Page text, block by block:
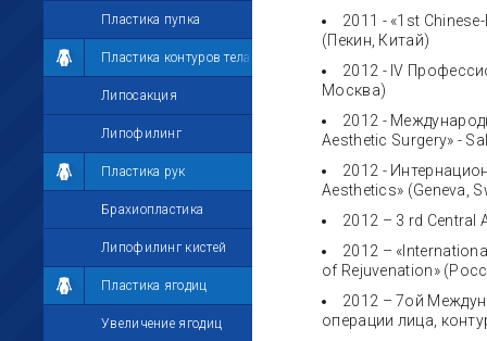
Пластика пупка
Пластика контуров тела
Липосакция
Липофилинг
Пластика рук
Брахиопластика
Липофилинг кистей
Пластика ягодиц
Увеличение ягодиц
2011 - «1st
(Пекин, Китай)
2012 - IV
Москва)
2012 -
Aesthetic Surgery» -
2012 -
Aesthetics» (Geneva,
2012 – 3 rd Central
2012 –
of Rejuvenation»
2012 – 7ой
операции лица,